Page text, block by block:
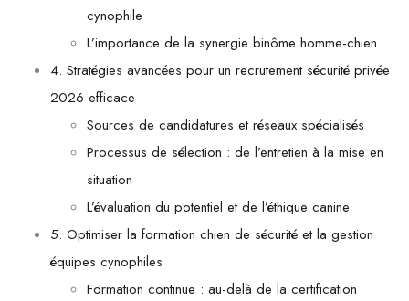
cynophile
L’importance de la synergie binôme homme-chien
4. Stratégies avancées pour un recrutement sécurité privée
2026 efficace
Sources de candidatures et réseaux spécialisés
Processus de sélection : de l’entretien à la mise en
situation
L’évaluation du potentiel et de l’éthique canine
5. Optimiser la formation chien de sécurité et la gestion
équipes cynophiles
Formation continue : au-delà de la certification